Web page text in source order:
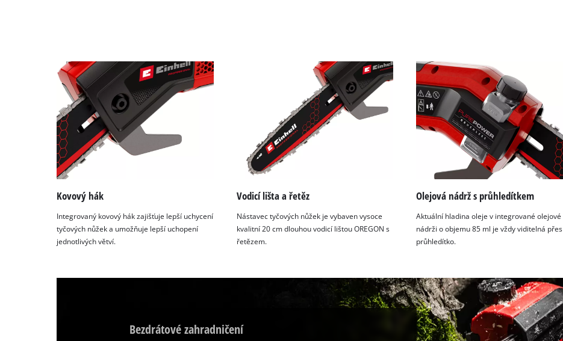
Kovový hák
Integrovaný kovový hák zajišťuje lepší uchycení
tyčových nůžek a umožňuje lepší uchopení
jednotlivých větví.
Vodicí lišta a řetěz
Nástavec tyčových nůžek je vybaven vysoce
kvalitní 20 cm dlouhou vodicí lištou OREGON s
řetězem.
Olejová nádrž s průhledítkem
Aktuální hladina oleje v integrované olejové
nádrži o objemu 85 ml je vždy viditelná přes
průhledítko.
Bezdrátové zahradničení